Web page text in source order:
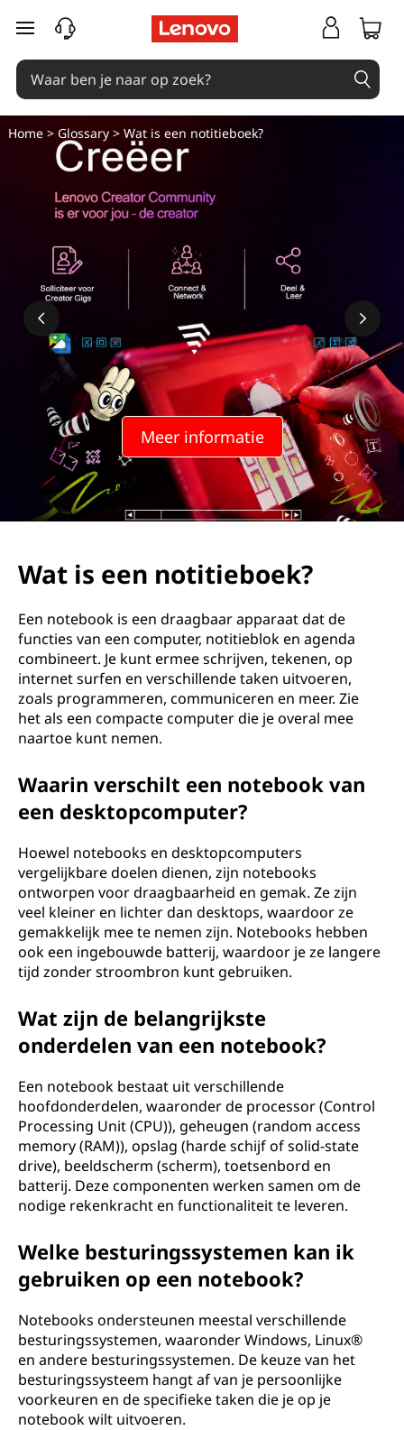
W
a
o
Ga naar de hoofdinhoud
Meer informatie
Home> Glossary> Wat is een notitieboek?
Wat is een notitieboek?
Een notebook is een draagbaar apparaat dat de
functies van een computer, notitieblok en agenda
combineert. Je kunt ermee schrijven, tekenen, op
internet surfen en verschillende taken uitvoeren,
zoals programmeren, communiceren en meer. Zie
het als een compacte computer die je overal mee
naartoe kunt nemen.
Waarin verschilt een notebook van
een desktopcomputer?
Hoewel notebooks en desktopcomputers
vergelijkbare doelen dienen, zijn notebooks
ontworpen voor draagbaarheid en gemak. Ze zijn
veel kleiner en lichter dan desktops, waardoor ze
gemakkelijk mee te nemen zijn. Notebooks hebben
ook een ingebouwde batterij, waardoor je ze langere
tijd zonder stroombron kunt gebruiken.
Wat zijn de belangrijkste
onderdelen van een notebook?
Een notebook bestaat uit verschillende
hoofdonderdelen, waaronder de processor (Control
Processing Unit (CPU)), geheugen (random access
memory (RAM)), opslag (harde schijf of solid-state
drive), beeldscherm (scherm), toetsenbord en
batterij. Deze componenten werken samen om de
nodige rekenkracht en functionaliteit te leveren.
Welke besturingssystemen kan ik
gebruiken op een notebook?
Notebooks ondersteunen meestal verschillende
besturingssystemen, waaronder Windows, Linux®
en andere besturingssystemen. De keuze van het
besturingssysteem hangt af van je persoonlijke
voorkeuren en de specifieke taken die je op je
notebook wilt uitvoeren.